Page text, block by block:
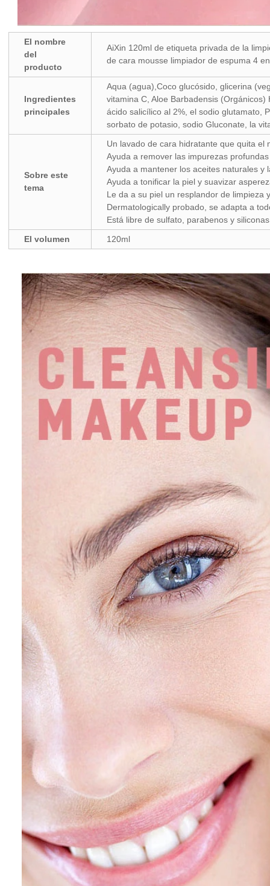
El nombre
del
producto
AiXin 120ml de etiqueta privada de la
de cara mousse limpiador de espuma 4
Ingredientes
principales
Aqua (agua),Coco glucósido, glicerina
vitamina C, Aloe Barbadensis
ácido salicílico al 2%, el sodio glutamato,
sorbato de potasio, sodio Gluconate, la
Sobre este
tema
Un lavado de cara hidratante que quita
Ayuda a remover las impurezas
Ayuda a mantener los aceites naturales
Ayuda a tonificar la piel y suavizar
Le da a su piel un resplandor de
Dermatologically probado, se adapta a
Está libre de sulfato, parabenos y
El volumen
120ml